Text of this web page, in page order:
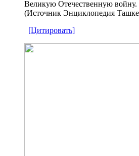
Великую Отечественную войну.
(Источник Энциклопедия
[Цитировать]